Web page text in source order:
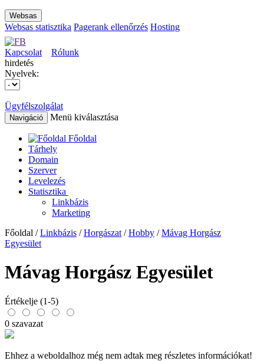
Websas
Websas statisztika Pagerank ellenőrzés Hosting
Kapcsolat
Rólunk
hirdetés
Nyelvek:
Ügyfélszolgálat
Navigáció Menü kiválasztása
Főoldal
Tárhely
Domain
Szerver
Levelezés
Statisztika
Linkbázis
Marketing
Főoldal /Linkbázis /Horgászat /Hobby /Mávag Horgász
Egyesület
Mávag Horgász Egyesület
Értékelje (1-5)
0 szavazat
Ehhez a weboldalhoz még nem adtak meg részletes információkat!